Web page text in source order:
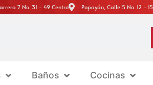
7 No. 31 - 49 Centro Popayán, Calle 5 No. 12 -
Baños Cocinas